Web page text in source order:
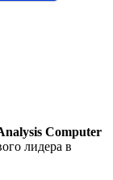
Computer
лидера в